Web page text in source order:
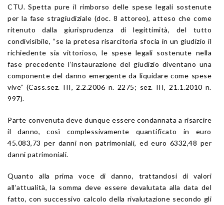
CTU. Spetta pure il rimborso delle spese legali sostenute
per la fase stragiudiziale (doc. 8 attoreo), atteso che come
ritenuto dalla giurisprudenza di legittimità, del tutto
condivisibile, “se la pretesa risarcitoria sfocia in un giudizio il
richiedente sia vittorioso, le spese legali sostenute nella
fase precedente l’instaurazione del giudizio diventano una
componente del danno emergente da liquidare come spese
vive” (Cass.sez. III, 2.2.2006 n. 2275; sez. III, 21.1.2010 n.
997).
Parte convenuta deve dunque essere condannata a risarcire
il danno, così complessivamente quantificato in euro
45.083,73 per danni non patrimoniali, ed euro 6332,48 per
danni patrimoniali.
Quanto alla prima voce di danno, trattandosi di valori
all’attualità, la somma deve essere devalutata alla data del
fatto, con successivo calcolo della rivalutazione secondo gli